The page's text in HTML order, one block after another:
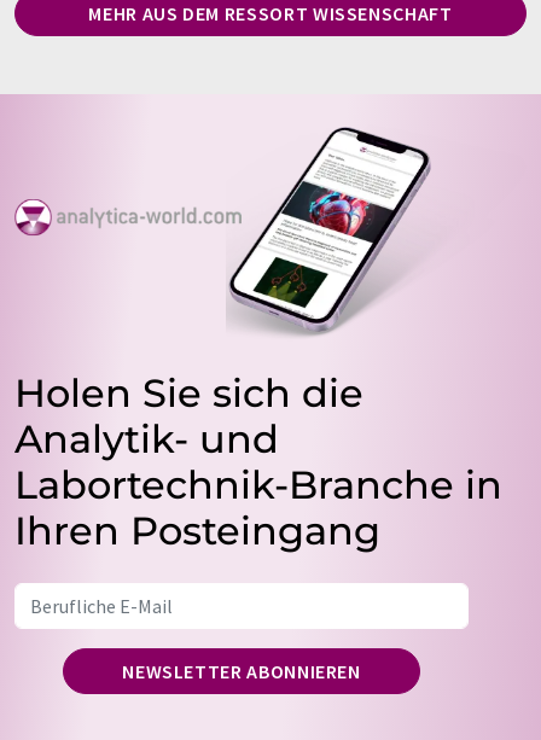
MEHR AUS DEM RESSORT WISSENSCHAFT
Holen Sie sich die
Analytik- und
Labortechnik-Branche in
Ihren Posteingang
NEWSLETTER ABONNIEREN